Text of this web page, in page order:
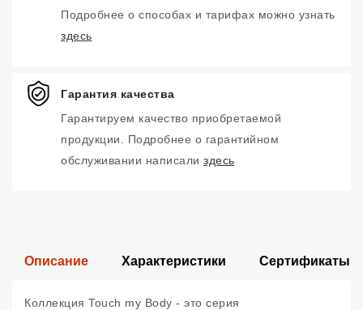
Подробнее о способах и тарифах можно узнать
здесь
Гарантия качества
Гарантируем качество приобретаемой
продукции. Подробнее о гарантийном
обслуживании написали здесь
Описание Характеристики Сертификаты
Коллекция Touch my Body - это серия